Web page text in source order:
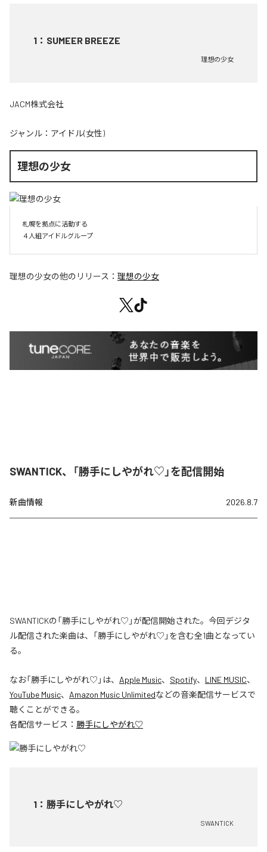
1 ： SUMEER BREEZE
理想の少女
JACM株式会社
ジャンル： アイドル(女性)
理想の少女
札幌を拠点に活動する
４人組アイドルグループ
理想の少女の他のリリース： 理想の少女
SWANTICK、「勝手にしやがれ♡」を配信開始
新曲情報 2026.8.7
SWANTICKの「勝手にしやがれ♡」が配信開始された。今回デジタ
ル配信された楽曲は、「勝手にしやがれ♡」を含む全1曲となってい
る。
なお「勝手にしやがれ♡ 」は、 Apple Music、 Spotify、 LINE MUSIC、
YouTube Music、 Amazon Music Unlimitedなどの音楽配信サービスで
聴くことができる。
各配信サービス： 勝手にしやがれ♡
1 ： 勝手にしやがれ♡
SWANTICK